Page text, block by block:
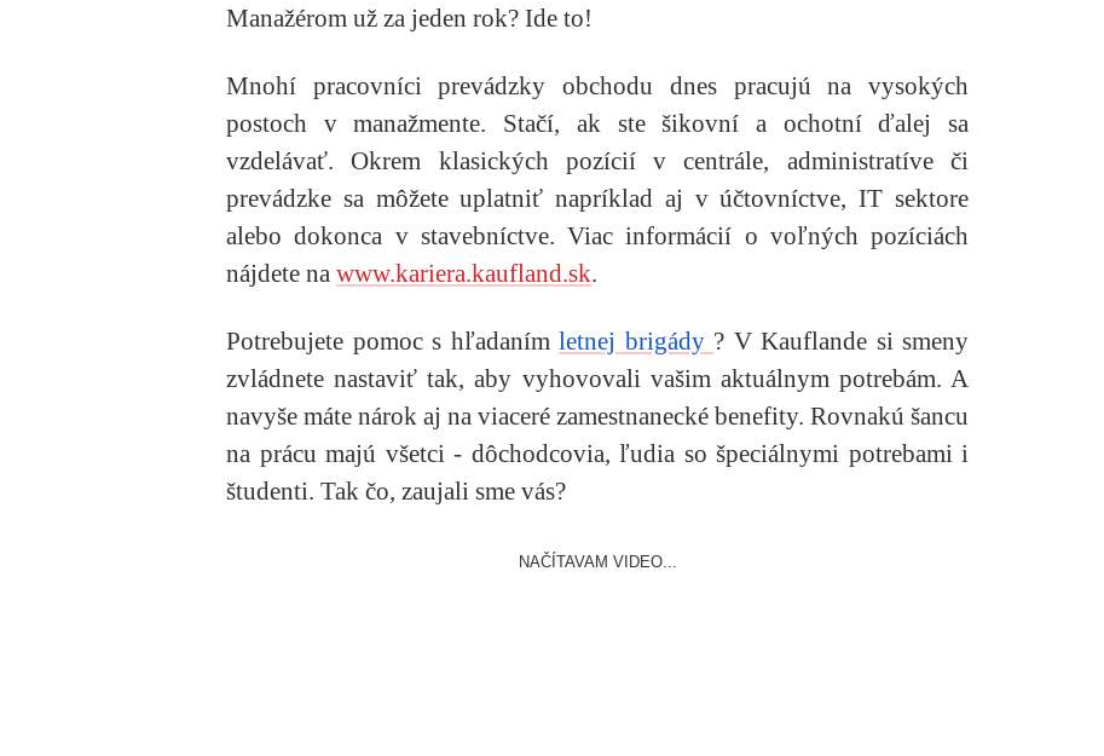
Manažérom už za jeden rok? Ide to!
Mnohí pracovníci prevádzky obchodu dnes pracujú na vysokých
postoch v manažmente. Stačí, ak ste šikovní a ochotní ďalej sa
vzdelávať. Okrem klasických pozícií v centrále, administratíve či
prevádzke sa môžete uplatniť napríklad aj v účtovníctve, IT sektore
alebo dokonca v stavebníctve. Viac informácií o voľných pozíciách
nájdete na www.kariera.kaufland.sk.
Potrebujete pomoc s hľadaním letnej brigády ? V Kauflande si smeny
zvládnete nastaviť tak, aby vyhovovali vašim aktuálnym potrebám. A
navyše máte nárok aj na viaceré zamestnanecké benefity. Rovnakú šancu
na prácu majú všetci - dôchodcovia, ľudia so špeciálnymi potrebami i
študenti. Tak čo, zaujali sme vás?
NAČÍTAVAM VIDEO...